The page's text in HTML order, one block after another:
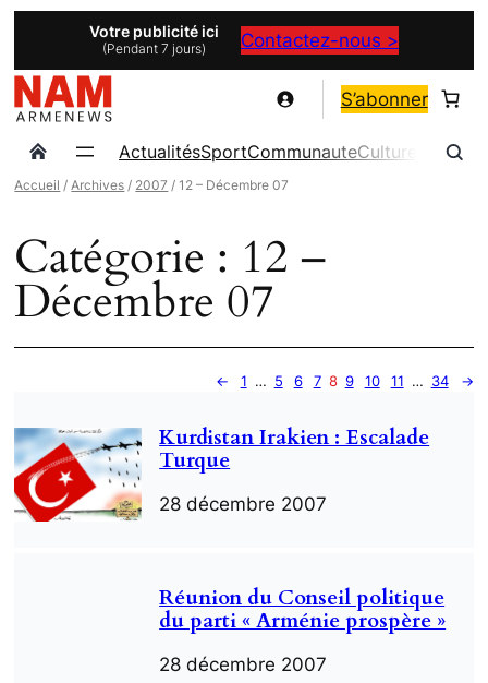
contenu
Votre publicité ici
(Pendant 7 jours) Contactez-nous >
S’abonner
ActualitésSportCommunauteCulture
Accueil /Archives / 2007 / 12 – Décembre 07
Catégorie : 12 –
Décembre 07
← 1 … 5 6 7 8 9 10 11 … 34 →
Kurdistan Irakien : Escalade
Turque
28 décembre 2007
Réunion du Conseil politique
du parti « Arménie prospère »
28 décembre 2007